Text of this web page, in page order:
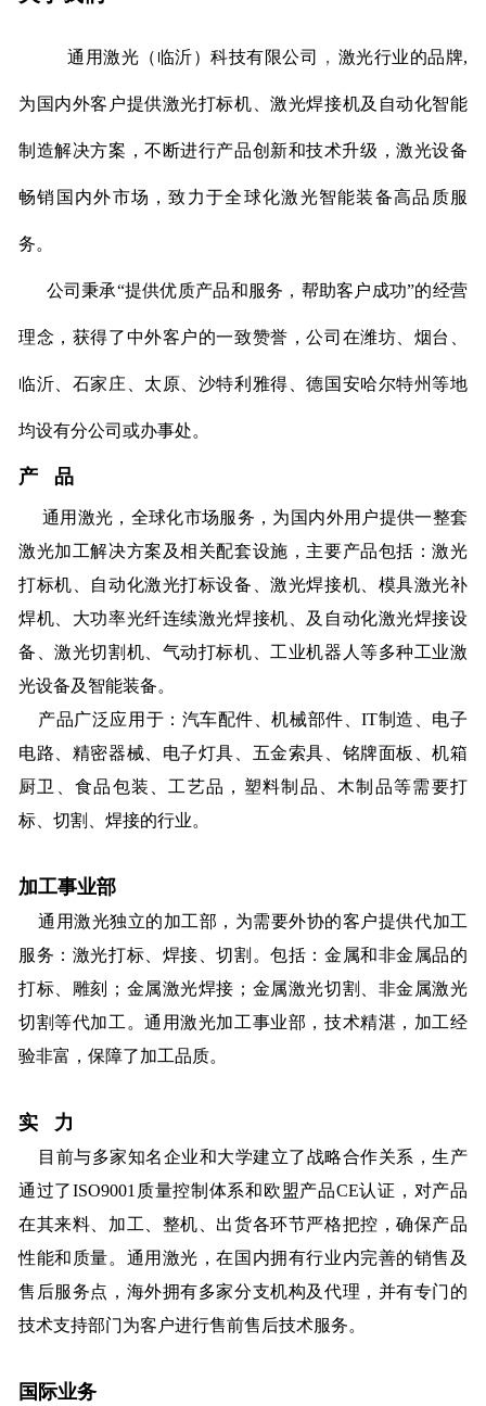
通用激光（临沂）科技有限公司 ， 激光行业的品牌,
为国内外客户提供激光打标机、激光焊接机及自动化智能
制造解决方案 ，不断进行产品创新和技术升级，激光设备
畅销国内外市场，致力于全球化激光智能装备高品质服
务。
公司秉承“提供优质产品和服务，帮助客户成功”的经营
理念，获得了中外客户的一致赞誉，公司在潍坊、烟台、
临沂、石家庄、太原、沙特利雅得、德国安哈尔特州等地
均设有分公司或办事处。
产 品
通用激光，全球化市场服务，为国内外用户提供一整套
激光加工解决方案及相关配套设施 ，主要产品包括：激光
打标机、自动化激光打标设备、激光焊接机、模具激光补
焊机、大功率光纤连续激光焊接机、及自动化激光焊接设
备、激光切割机、气动打标机、工业机器人等多种工业激
光设备及智能装备。
产品广泛应用于： 汽车配件、机械部件、IT制造、电子
电路、精密器械、 电子灯具 五金索具、 铭牌面板、机箱
厨卫、 食品包装、工艺品，塑料制品、木制品等需要打
标、切割、焊接的行业。
加工事业部
通用激光独立的加工部，为需要外协的客户提供代加工
服务：激光打标、焊接、切割。包括：金属和非金属品的
打标、雕刻；金属激光焊接；金属激光切割、非金属激光
切割等代加工。通用激光加工事业部，技术精湛，加工经
验非富，保障了加工品质。
实 力
目前与多家知名企业和大学建立了战略合作关系，生产
通过了ISO9001质量控制体系和欧盟产品CE认证，对产品
在其来料、加工、整机、出货各环节严格把控，确保产品
性能和质量。通用激光，在国内拥有行业内完善的销售及
售后服务点，海外拥有多家分支机构及代理，并有专门的
技术支持部门为客户进行售前售后技术服务。
国际业务